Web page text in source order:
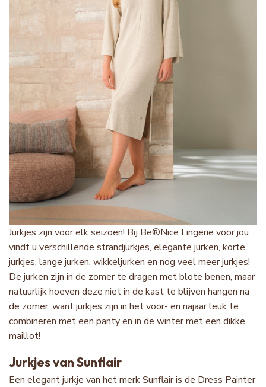
Jurkjes zijn voor elk seizoen! Bij Be®Nice Lingerie voor jou
vindt u verschillende strandjurkjes, elegante jurken, korte
jurkjes, lange jurken, wikkeljurken en nog veel meer jurkjes!
De jurken zijn in de zomer te dragen met blote benen, maar
natuurlijk hoeven deze niet in de kast te blijven hangen na
de zomer, want jurkjes zijn in het voor- en najaar leuk te
combineren met een panty en in de winter met een dikke
maillot!
Jurkjes van Sunflair
Een elegant jurkje van het merk Sunflair is de Dress Painter